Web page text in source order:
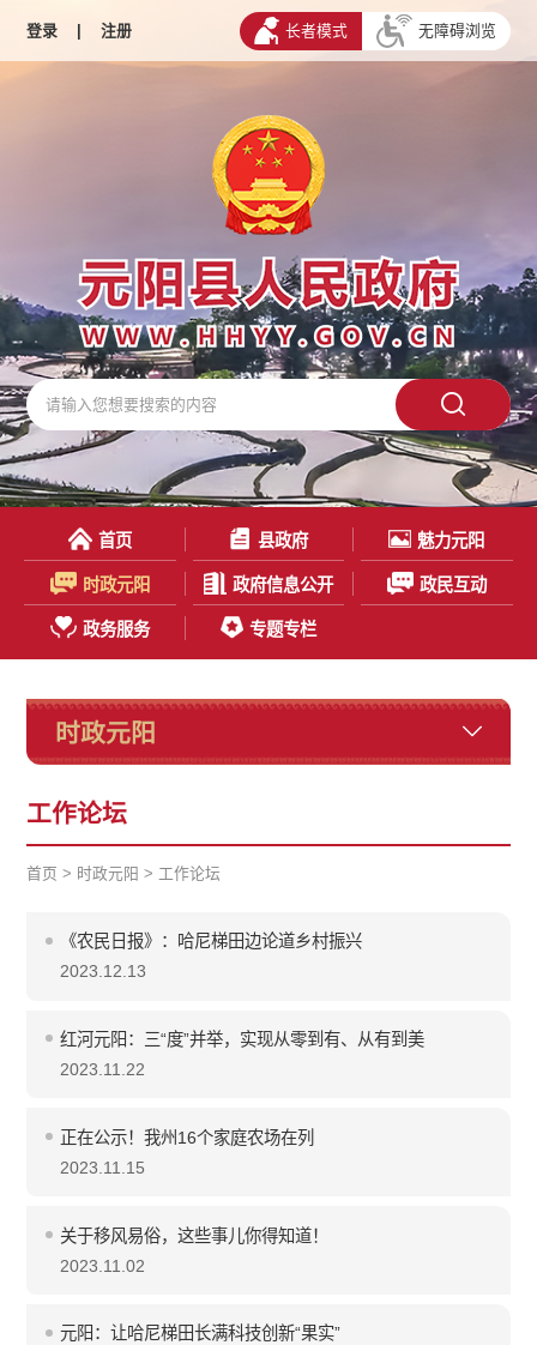
登录 | 注册 长者模式 无障碍浏览
首页 县政府 魅力元阳
时政元阳 政府信息公开 政民互动
政务服务 专题专栏
时政元阳
工作论坛
首页 > 时政元阳 > 工作论坛
《农民日报》：哈尼梯田边论道乡村振兴
2023.12.13
红河元阳：三“度”并举，实现从零到有、从有到美
2023.11.22
正在公示！我州16个家庭农场在列
2023.11.15
关于移风易俗，这些事儿你得知道！
2023.11.02
元阳：让哈尼梯田长满科技创新“果实”